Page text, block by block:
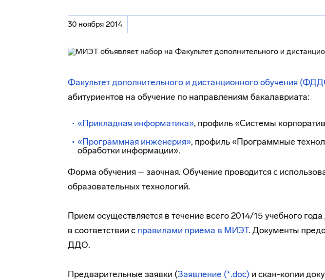
30 ноября 2014
Факультет дополнительного и дистанционного обучения
абитуриентов на обучение по направлениям бакалавриата:
«Прикладная информатика», профиль «Системы
«Программная инженерия», профиль «Программные
обработки информации».
Форма обучения – заочная. Обучение проводится с
образовательных технологий.
Прием осуществляется в течение всего 2014/15 учебного
в соответствии с правилами приема в МИЭТ. Документы
ДДО.
Предварительные заявки (Заявление (*.doc) и скан-копии